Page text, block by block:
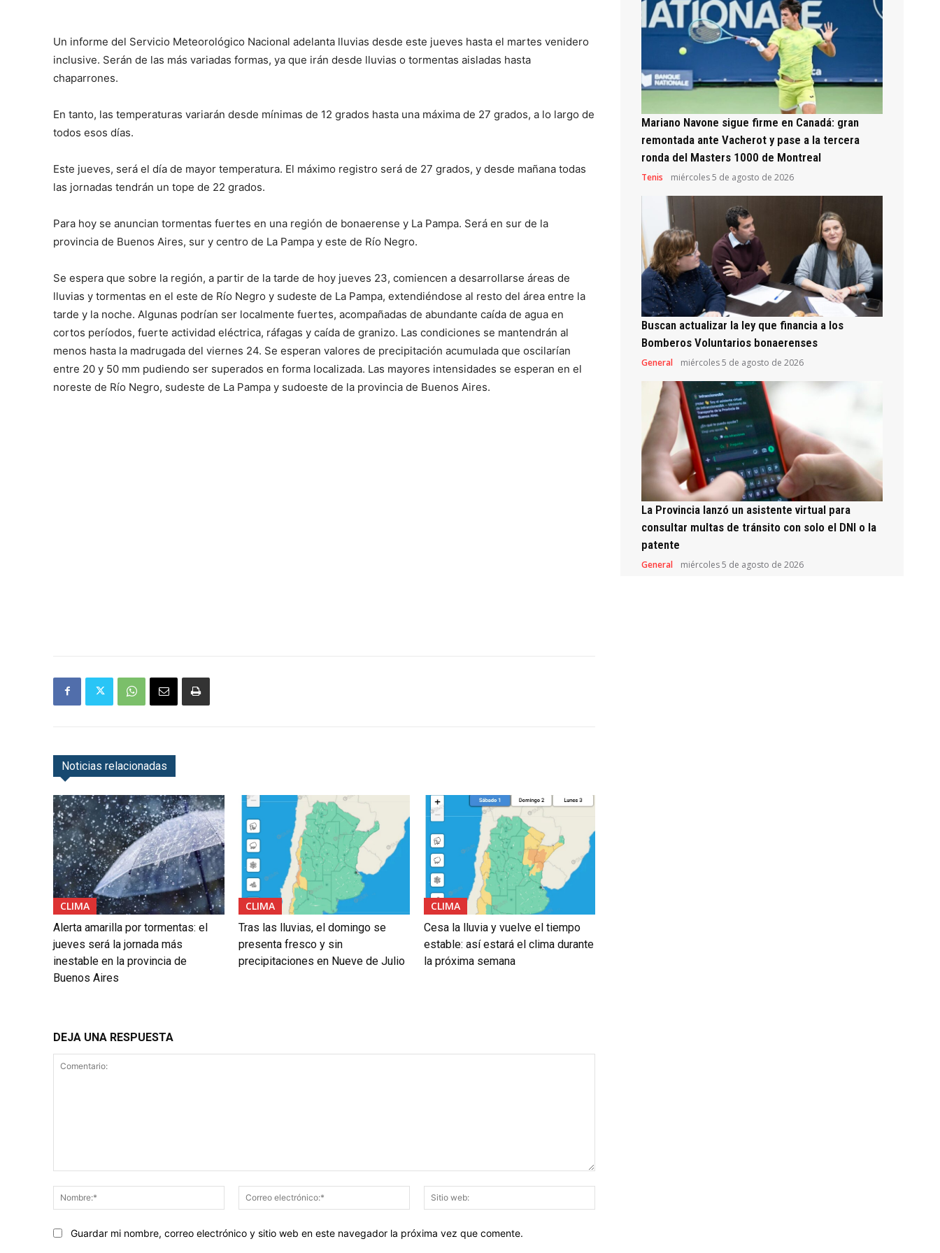
Un informe del Servicio Meteorológico Nacional adelanta lluvias desde este jueves hasta el martes venidero
inclusive. Serán de las más variadas formas, ya que irán desde lluvias o tormentas aisladas hasta
chaparrones.
En tanto, las temperaturas variarán desde mínimas de 12 grados hasta una máxima de 27 grados, a lo largo de
todos esos días.
Este jueves, será el día de mayor temperatura. El máximo registro será de 27 grados, y desde mañana todas
las jornadas tendrán un tope de 22 grados.
Para hoy se anuncian tormentas fuertes en una región de bonaerense y La Pampa. Será en sur de la
provincia de Buenos Aires, sur y centro de La Pampa y este de Río Negro.
Se espera que sobre la región, a partir de la tarde de hoy jueves 23, comiencen a desarrollarse áreas de
lluvias y tormentas en el este de Río Negro y sudeste de La Pampa, extendiéndose al resto del área entre la
tarde y la noche. Algunas podrían ser localmente fuertes, acompañadas de abundante caída de agua en
cortos períodos, fuerte actividad eléctrica, ráfagas y caída de granizo. Las condiciones se mantendrán al
menos hasta la madrugada del viernes 24. Se esperan valores de precipitación acumulada que oscilarían
entre 20 y 50 mm pudiendo ser superados en forma localizada. Las mayores intensidades se esperan en el
noreste de Río Negro, sudeste de La Pampa y sudoeste de la provincia de Buenos Aires.
Noticias relacionadas
CLIMA
Alerta amarilla por tormentas: el
jueves será la jornada más
inestable en la provincia de
Buenos Aires
CLIMA
Tras las lluvias, el domingo se
presenta fresco y sin
precipitaciones en Nueve de Julio
CLIMA
Cesa la lluvia y vuelve el tiempo
estable: así estará el clima durante
la próxima semana
DEJA UNA RESPUESTA
Nombre:*
Correo
electrónico:*
web:
Guardar mi nombre, correo electrónico y sitio web en este navegador la próxima vez que comente.
Mariano Navone sigue firme en Canadá: gran
remontada ante Vacherot y pase a la tercera
ronda del Masters 1000 de Montreal
Tenis miércoles 5 de agosto de 2026
Buscan actualizar la ley que financia a los
Bomberos Voluntarios bonaerenses
General miércoles 5 de agosto de 2026
La Provincia lanzó un asistente virtual para
consultar multas de tránsito con solo el DNI o la
patente
General miércoles 5 de agosto de 2026